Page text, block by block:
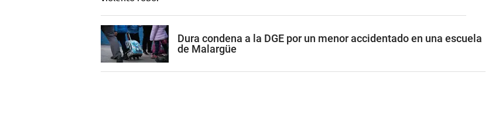
Dura condena a la DGE por un menor accidentado en una escuela
de Malargüe